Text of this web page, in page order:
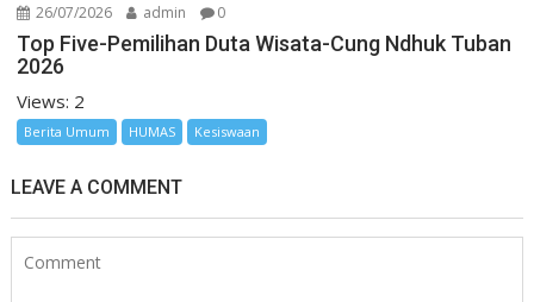
26/07/2026 admin 0
Top Five-Pemilihan Duta Wisata-Cung Ndhuk Tuban
2026
Views: 2
Berita Umum HUMAS Kesiswaan
LEAVE A COMMENT